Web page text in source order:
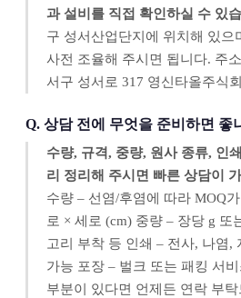
과 설비를 직접 확인하실 수 있
구 성서산업단지에 위치해 있으
사전 조율해 주시면 됩니다. 주
서구 성서로 317 영신타올주식
Q. 상담 전에 무엇을 준비하면 좋
수량, 규격, 중량, 원사 종류, 인
리 정리해 주시면 빠른 상담이
수량 – 선염/후염에 따라 MOQ
로 × 세로 (cm) 중량 – 장당 g 또
고리 부착 등 인쇄 – 전사, 나염,
가능 포장 – 벌크 또는 패킹 서
부분이 있다면 언제든 연락 부